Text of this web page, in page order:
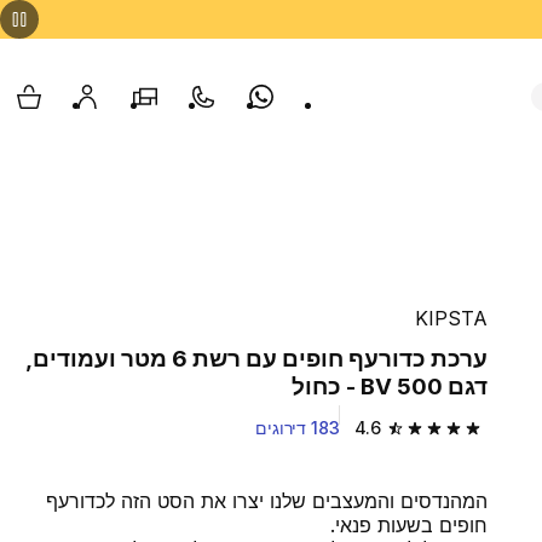
Whatsappצור קשרהסניפים שלנוהחשבון שלי
KIPSTA
ערכת כדורעף חופים עם רשת 6 מטר ועמודים,
דגם BV 500 - כחול
4.6 4.6 out of 5 stars from 183 reviews 183 דירוגים
המהנדסים והמעצבים שלנו יצרו את הסט הזה לכדורעף
חופים בשעות פנאי.